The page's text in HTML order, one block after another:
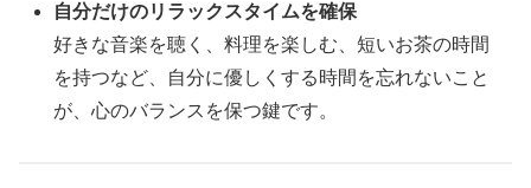
自分だけのリラックスタイムを確保
好きな音楽を聴く、料理を楽しむ、短いお茶の時間
を持つなど、自分に優しくする時間を忘れないこと
が、心のバランスを保つ鍵です。